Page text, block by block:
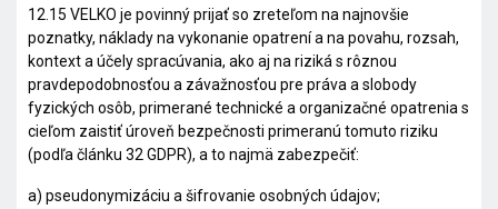
12.15 VELKO je povinný prijať so zreteľom na najnovšie
poznatky, náklady na vykonanie opatrení a na povahu, rozsah,
kontext a účely spracúvania, ako aj na riziká s rôznou
pravdepodobnosťou a závažnosťou pre práva a slobody
fyzických osôb, primerané technické a organizačné opatrenia s
cieľom zaistiť úroveň bezpečnosti primeranú tomuto riziku
(podľa článku 32 GDPR), a to najmä zabezpečiť:
a) pseudonymizáciu a šifrovanie osobných údajov;